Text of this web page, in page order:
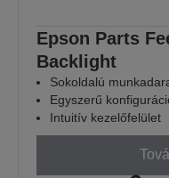
Epson Parts
Backlight
Sokoldalú
Egyszerű
Intuitív kezelőfelület